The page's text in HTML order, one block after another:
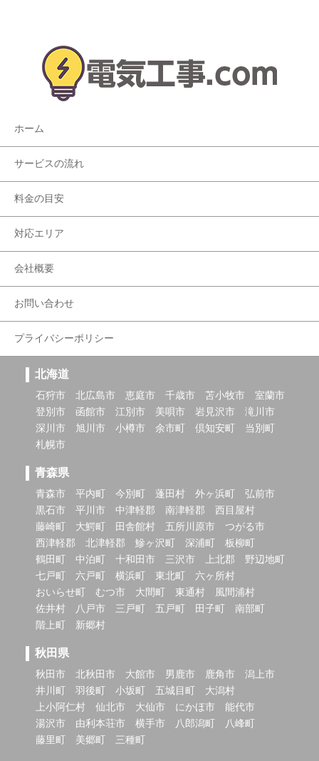
ホーム
サービスの流れ
料金の目安
対応エリア
会社概要
お問い合わせ
プライバシーポリシー
北海道
石狩市 北広島市 恵庭市 千歳市 苫小牧市
室蘭市
登別市
函館市 江別市 美唄市 岩見沢市
滝川市
深川市
旭川市 小樽市 余市町 倶知安町
当別町
札幌市
青森県
青森市 平内町 今別町 蓬田村 外ヶ浜町
弘前市
黒石市
平川市 中津軽郡 南津軽郡
西目屋村
藤崎町
大鰐町 田舎館村 五所川原市
つがる市
西津軽郡
北津軽郡 鰺ヶ沢町 深浦町
板柳町
鶴田町
中泊町 十和田市 三沢市 上北郡
野辺地町
七戸町
六戸町 横浜町 東北町
六ヶ所村
おいらせ町
むつ市 大間町 東通村
風間浦村
佐井村
八戸市 三戸町 五戸町 田子町
南部町
階上町
新郷村
秋田県
秋田市 北秋田市 大館市 男鹿市 鹿角市
潟上市
井川町
羽後町 小坂町 五城目町
大潟村
上小阿仁村
仙北市 大仙市 にかほ市
能代市
湯沢市
由利本荘市 横手市 八郎潟町
八峰町
藤里町
美郷町 三種町